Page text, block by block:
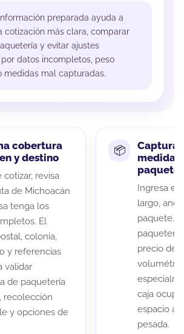
preparada ayuda a
cotización más clara, comparar
y evitar ajustes
datos incompletos, peso
medidas mal capturadas.
cobertura
y destino
cotizar, revisa
de Michoacán
tenga los
El
colonia,
y referencias
validar
de paquetería
recolección
y opciones de
Captura
medidas
paquete
Ingresa el
largo,
paquete.
precio de
caja
espacio
pesada.